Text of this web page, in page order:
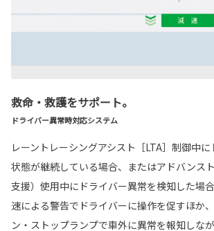
救命・救護をサポート。
ドライバー異常時対応システム
レーントレーシングアシスト［LTA］制御中
状態が継続している場合、またはアドバンス
支援）使用中にドライバー異常を検知した場
速による警告でドライバーに操作を促すほか
ン・ストップランプで車外に異常を報知しな